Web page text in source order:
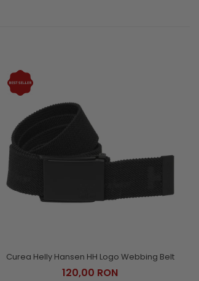
Curea Helly Hansen HH Logo Webbing Belt
120,00 RON